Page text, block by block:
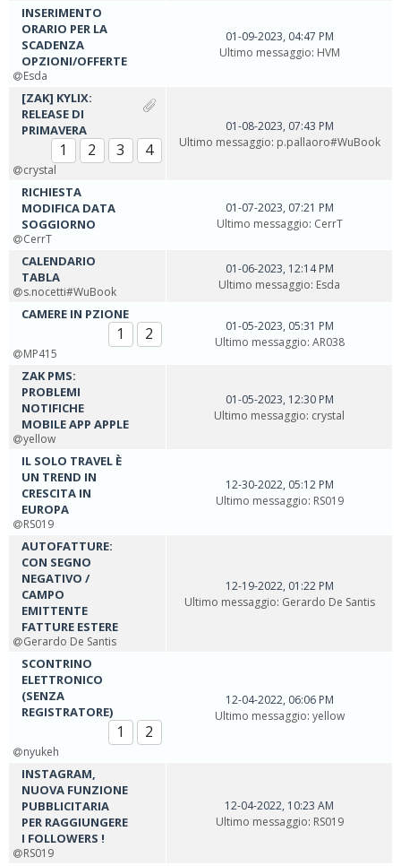
INSERIMENTO
ORARIO PER LA
SCADENZA
OPZIONI/OFFERTE
Esda
01-09-2023, 04:47 PM
Ultimo messaggio: HVM
[ZAK] KYLIX:
RELEASE DI
PRIMAVERA
1 2 3 4
crystal
01-08-2023, 07:43 PM
Ultimo messaggio: p.pallaoro#WuBook
RICHIESTA
MODIFICA DATA
SOGGIORNO
CerrT
01-07-2023, 07:21 PM
Ultimo messaggio: CerrT
CALENDARIO
TABLA
s.nocetti#WuBook
01-06-2023, 12:14 PM
Ultimo messaggio: Esda
CAMERE IN PZIONE
1 2
MP415
01-05-2023, 05:31 PM
Ultimo messaggio: AR038
ZAK PMS:
PROBLEMI
NOTIFICHE
MOBILE APP APPLE
yellow
01-05-2023, 12:30 PM
Ultimo messaggio: crystal
IL SOLO TRAVEL È
UN TREND IN
CRESCITA IN
EUROPA
RS019
12-30-2022, 05:12 PM
Ultimo messaggio: RS019
AUTOFATTURE:
CON SEGNO
NEGATIVO /
CAMPO
EMITTENTE
FATTURE ESTERE
Gerardo De Santis
12-19-2022, 01:22 PM
Ultimo messaggio: Gerardo De Santis
SCONTRINO
ELETTRONICO
(SENZA
REGISTRATORE)
1 2
nyukeh
12-04-2022, 06:06 PM
Ultimo messaggio: yellow
INSTAGRAM,
NUOVA FUNZIONE
PUBBLICITARIA
PER RAGGIUNGERE
I FOLLOWERS !
RS019
12-04-2022, 10:23 AM
Ultimo messaggio: RS019